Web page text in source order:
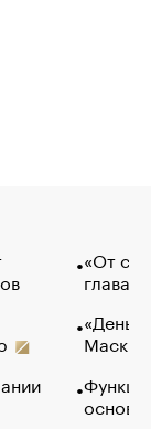
«От
глава
Маск в
основ